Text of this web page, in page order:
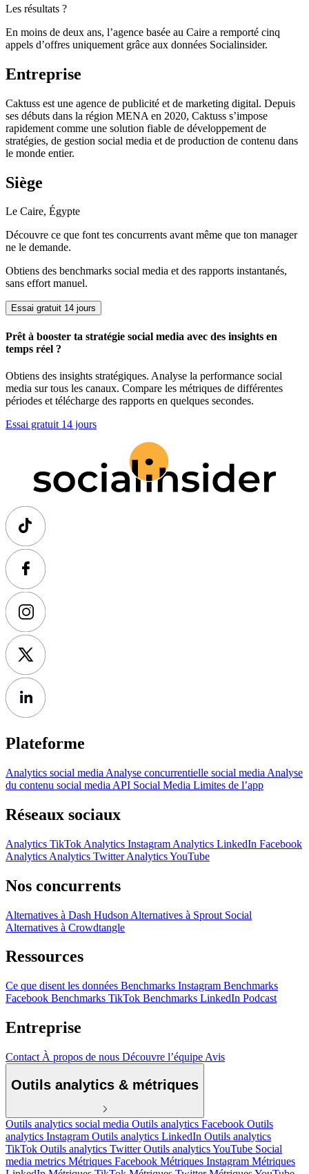
Les résultats ?
En moins de deux ans, l’agence basée au Caire a remporté cinq
appels d’offres uniquement grâce aux données Socialinsider.
Entreprise
Caktuss est une agence de publicité et de marketing digital. Depuis
ses débuts dans la région MENA en 2020, Caktuss s’impose
rapidement comme une solution fiable de développement de
stratégies, de gestion social media et de production de contenu dans
le monde entier.
Siège
Le Caire, Égypte
Découvre ce que font tes concurrents avant même que ton manager
ne le demande.
Obtiens des benchmarks social media et des rapports instantanés,
sans effort manuel.
Essai gratuit 14 jours
Prêt à booster ta stratégie social media avec des insights en
temps réel ?
Obtiens des insights stratégiques. Analyse la performance social
media sur tous les canaux. Compare les métriques de différentes
périodes et télécharge des rapports en quelques secondes.
Essai gratuit 14 jours
Plateforme
Analytics social media Analyse concurrentielle social media Analyse
du contenu social media API Social Media Limites de l’app
Réseaux sociaux
Analytics TikTok Analytics Instagram Analytics LinkedIn Facebook
Analytics Analytics TwitterAnalytics YouTube
Nos concurrents
Alternatives à Dash Hudson Alternatives à Sprout Social
Alternatives à Crowdtangle
Ressources
Ce que disent les données Benchmarks Instagram Benchmarks
Facebook Benchmarks TikTok Benchmarks LinkedIn Podcast
Entreprise
Contact À propos de nous Découvre l’équipe Avis
Outils analytics & métriques
Outils analytics social media Outils analytics Facebook Outils
analytics Instagram Outils analytics LinkedIn Outils analytics
TikTok Outils analytics TwitterOutils analytics YouTube Social
media metrics Métriques Facebook Métriques Instagram Métriques